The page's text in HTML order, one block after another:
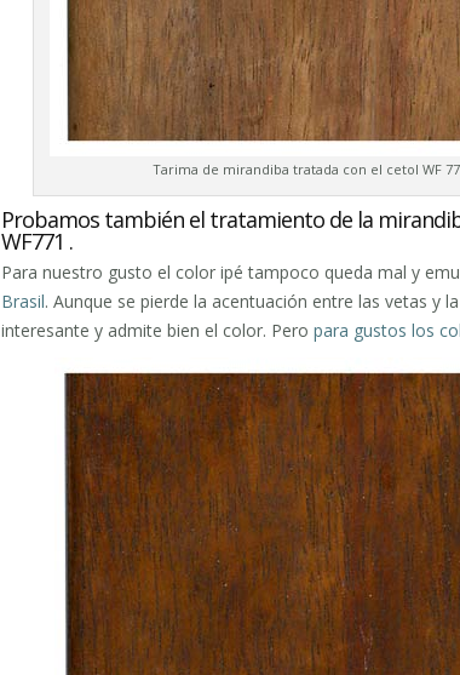
Tarima de mirandiba tratada con el cetol WF
Probamos también el tratamiento de la
WF771 .
Para nuestro gusto el color ipé tampoco queda mal y
Brasil. Aunque se pierde la acentuación entre las vetas y
interesante y admite bien el color. Pero para gustos los